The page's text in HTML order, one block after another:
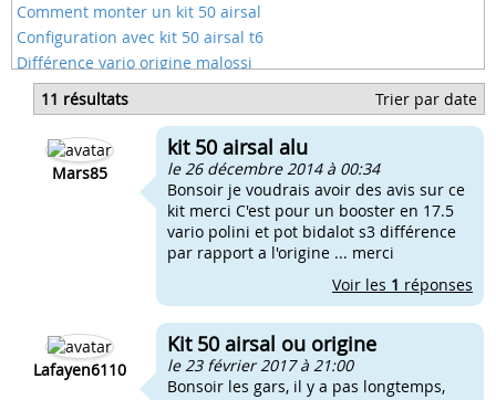
Comment monter un kit 50 airsal
Configuration avec kit 50 airsal t6
Différence vario origine malossi
Quel réglage a faire avec un kit 50 airsal
Difference de vario origine ou malossi
Pot d'origine avec kit 50
Kit 50 avec piston d'origine
11 résultats Trier par date
Mars85
kit 50 airsal alu
le 26 décembre 2014 à 00:34
Bonsoir je voudrais avoir des avis sur ce
kit merci C'est pour un booster en 17.5
vario polini et pot bidalot s3 différence
par rapport a l'origine ... merci
Voir les 1 réponses
Lafayen6110
Kit 50 airsal ou origine
le 23 février 2017 à 21:00
Bonsoir les gars, il y a pas longtemps,